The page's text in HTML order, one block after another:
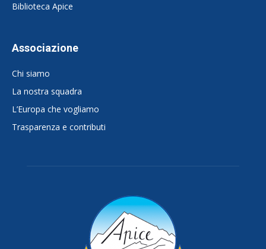
Biblioteca Apice
Associazione
Chi siamo
La nostra squadra
L’Europa che vogliamo
Trasparenza e contributi